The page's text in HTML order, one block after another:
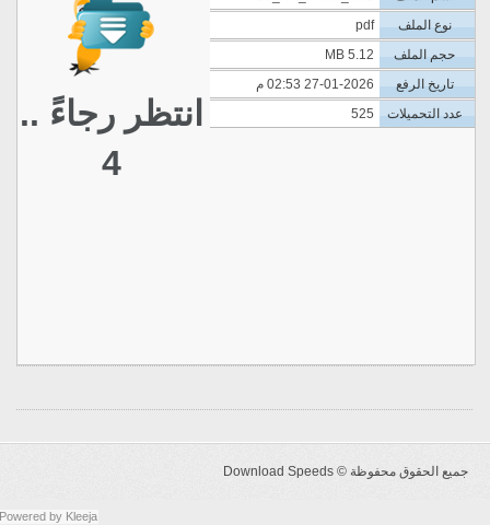
نوع الملف
pdf
حجم الملف
5.12 MB
تاريخ الرفع
27-01-2026 02:53 م
عدد التحميلات
525
انتظر رجاءً ..
4
جميع الحقوق محفوظة ©Download Speeds
Powered byKleeja